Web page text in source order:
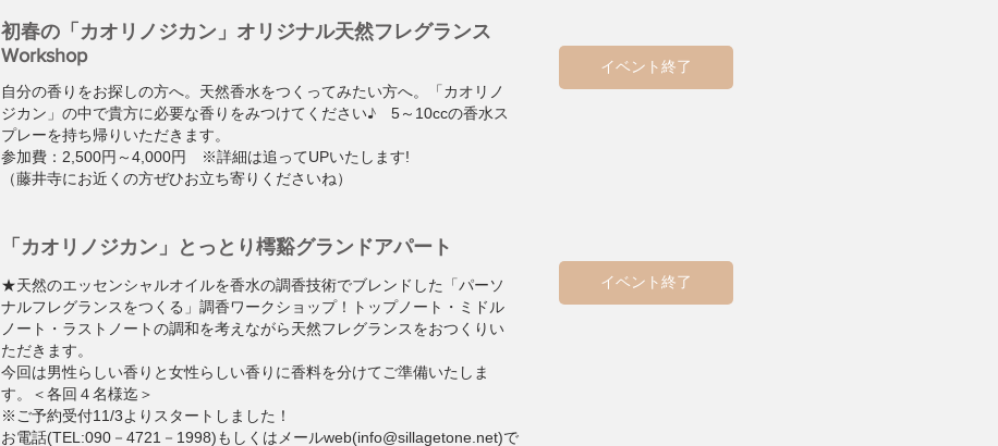
初春の「カオリノジカン」オリジナル天然フレグランス
Workshop
自分の香りをお探しの方へ。天然香水をつくってみたい方へ。
「カオリノ
ジカン」の中で貴方に必要な香りをみつけてください♪ 5～10ccの香水ス
プレーを持ち帰りいただきます。
参加費：2,500円～4,000円 ※詳細は追ってUPいたします!
（藤井寺にお近くの方ぜひお立ち寄りくださいね）
イベント終了
「カオリノジカン」とっとり樗谿グランドアパート
★天然のエッセンシャルオイルを香水の調香技術でブレンドした「パーソ
ナルフレグランスをつくる」調香ワークショップ！トップノート・ミドル
ノート・ラストノートの調和を考えながら天然フレグランスをおつくりい
ただきます。
今回は男性らしい香りと女性らしい香りに香料を分けてご準備いたしま
す。＜各回４名様迄＞
※ご予約受付11/3よりスタートしました！
お電話(TEL:090－4721－1998)もしくはメールweb(info@sillagetone.net)で
イベント終了